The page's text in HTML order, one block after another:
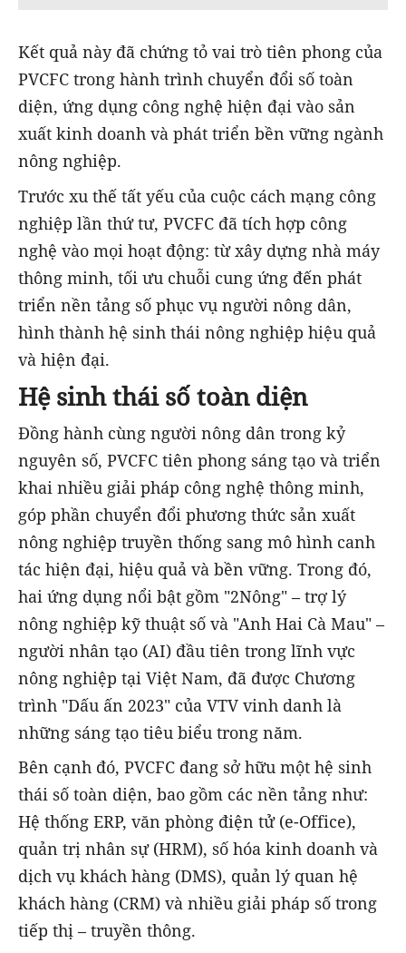
Kết quả này đã chứng tỏ vai trò tiên phong của
PVCFC trong hành trình chuyển đổi số toàn
diện, ứng dụng công nghệ hiện đại vào sản
xuất kinh doanh và phát triển bền vững ngành
nông nghiệp.
Trước xu thế tất yếu của cuộc cách mạng công
nghiệp lần thứ tư, PVCFC đã tích hợp công
nghệ vào mọi hoạt động: từ xây dựng nhà máy
thông minh, tối ưu chuỗi cung ứng đến phát
triển nền tảng số phục vụ người nông dân,
hình thành hệ sinh thái nông nghiệp hiệu quả
và hiện đại.
Hệ sinh thái số toàn diện
Đồng hành cùng người nông dân trong kỷ
nguyên số, PVCFC tiên phong sáng tạo và triển
khai nhiều giải pháp công nghệ thông minh,
góp phần chuyển đổi phương thức sản xuất
nông nghiệp truyền thống sang mô hình canh
tác hiện đại, hiệu quả và bền vững. Trong đó,
hai ứng dụng nổi bật gồm "2Nông" – trợ lý
nông nghiệp kỹ thuật số và "Anh Hai Cà Mau" –
người nhân tạo (AI) đầu tiên trong lĩnh vực
nông nghiệp tại Việt Nam, đã được Chương
trình "Dấu ấn 2023" của VTV vinh danh là
những sáng tạo tiêu biểu trong năm.
Bên cạnh đó, PVCFC đang sở hữu một hệ sinh
thái số toàn diện, bao gồm các nền tảng như:
Hệ thống ERP, văn phòng điện tử (e-Office),
quản trị nhân sự (HRM), số hóa kinh doanh và
dịch vụ khách hàng (DMS), quản lý quan hệ
khách hàng (CRM) và nhiều giải pháp số trong
tiếp thị – truyền thông.